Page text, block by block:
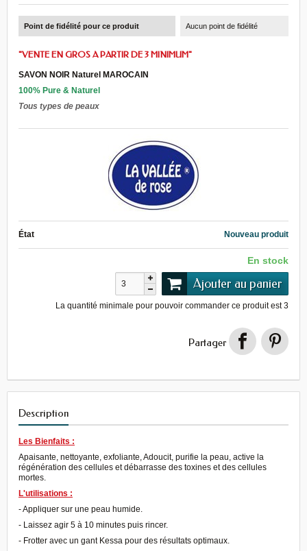
Point de fidélité pour ce produit Aucun point de fidélité
"VENTE EN GROS A PARTIR DE 3 MINIMUM"
SAVON NOIR Naturel MAROCAIN
100% Pure & Naturel
Tous types de peaux
État Nouveau produit
En stock
Ajouter au panier
La quantité minimale pour pouvoir commander ce produit est3
Partager
Description
Les Bienfaits :
Apaisante, nettoyante, exfoliante, Adoucit, purifie la peau, active la
régénération des cellules et débarrasse des toxines et des cellules
mortes.
L'utilisations :
- Appliquer sur une peau humide.
- Laissez agir 5 à 10 minutes puis rincer.
- Frotter avec un gant Kessa pour des résultats optimaux.